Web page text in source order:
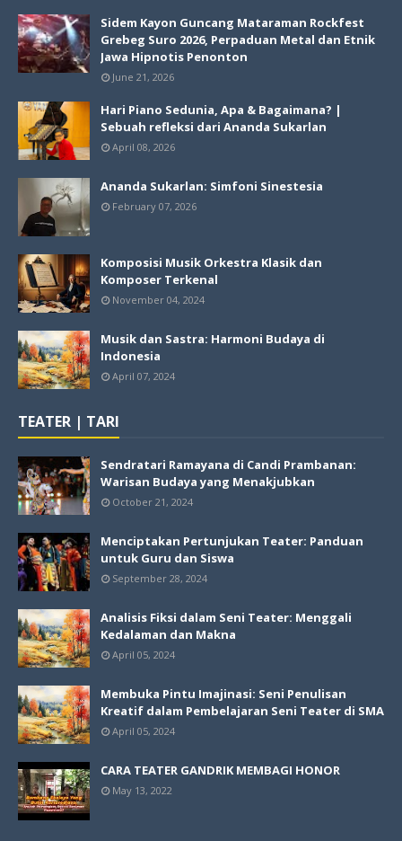
Sidem Kayon Guncang Mataraman Rockfest
Grebeg Suro 2026, Perpaduan Metal dan Etnik
Jawa Hipnotis Penonton
June 21, 2026
Hari Piano Sedunia, Apa & Bagaimana? |
Sebuah refleksi dari Ananda Sukarlan
April 08, 2026
Ananda Sukarlan: Simfoni Sinestesia
February 07, 2026
Komposisi Musik Orkestra Klasik dan
Komposer Terkenal
November 04, 2024
Musik dan Sastra: Harmoni Budaya di
Indonesia
April 07, 2024
TEATER | TARI
Sendratari Ramayana di Candi Prambanan:
Warisan Budaya yang Menakjubkan
October 21, 2024
Menciptakan Pertunjukan Teater: Panduan
untuk Guru dan Siswa
September 28, 2024
Analisis Fiksi dalam Seni Teater: Menggali
Kedalaman dan Makna
April 05, 2024
Membuka Pintu Imajinasi: Seni Penulisan
Kreatif dalam Pembelajaran Seni Teater di SMA
April 05, 2024
CARA TEATER GANDRIK MEMBAGI HONOR
May 13, 2022